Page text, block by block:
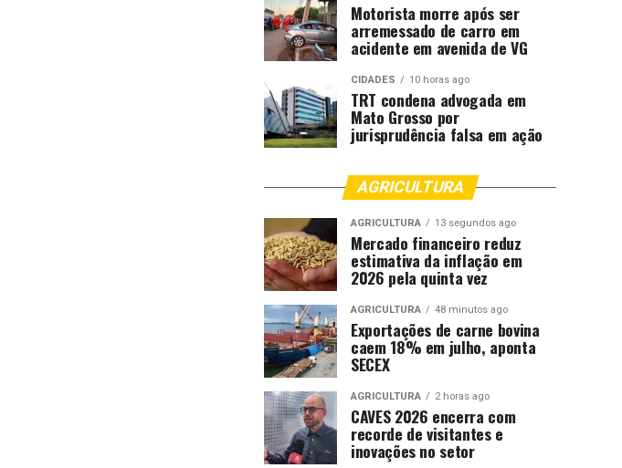
Motorista morre após ser
arremessado de carro em
acidente em avenida de VG
CIDADES 10 horas ago
TRT condena advogada em
Mato Grosso por
jurisprudência falsa em ação
AGRICULTURA
AGRICULTURA 13 segundos ago
Mercado financeiro reduz
estimativa da inflação em
2026 pela quinta vez
AGRICULTURA 48 minutos ago
Exportações de carne bovina
caem 18% em julho, aponta
SECEX
AGRICULTURA 2 horas ago
CAVES 2026 encerra com
recorde de visitantes e
inovações no setor